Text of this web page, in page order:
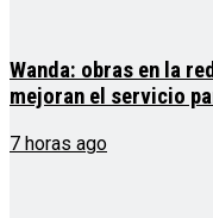
Wanda: obras en la
mejoran el servicio
7 horas ago